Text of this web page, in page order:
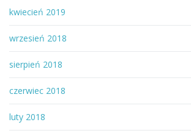
kwiecień 2019
wrzesień 2018
sierpień 2018
czerwiec 2018
luty 2018